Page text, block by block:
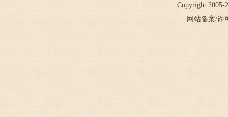
Copyright 2005-
网站备案/许